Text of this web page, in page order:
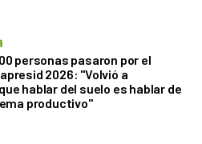
personas pasaron por el
2026: "Volvió a
hablar del suelo es hablar de
productivo"